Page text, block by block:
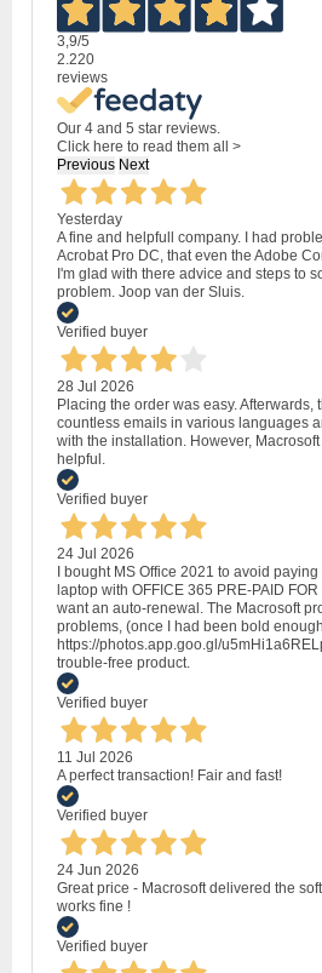
3,9/5
2.220
reviews
Our 4 and 5 star reviews.
Click here to read them all >
Previous Next
Yesterday
A fine and helpfull company. I had
Acrobat Pro DC, that even the Adobe
I'm glad with there advice and steps to
problem. Joop van der Sluis.
Verified buyer
28 Jul 2026
Placing the order was easy. Afterwards,
countless emails in various languages
with the installation. However,
helpful.
Verified buyer
24 Jul 2026
I bought MS Office 2021 to avoid
laptop with OFFICE 365 PRE-PAID
want an auto-renewal. The Macrosoft
problems, (once I had been bold
https://photos.app.goo.gl/
trouble-free product.
Verified buyer
11 Jul 2026
A perfect transaction! Fair and fast!
Verified buyer
24 Jun 2026
Great price - Macrosoft delivered the
works fine !
Verified buyer